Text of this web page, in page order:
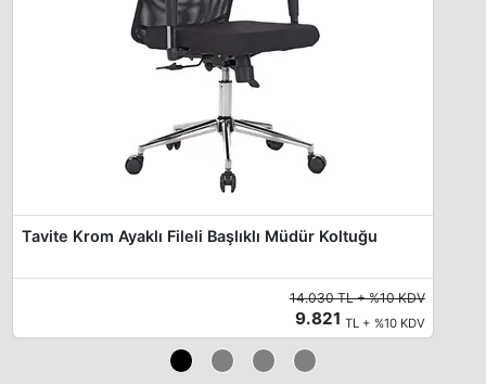
Tavite Krom Ayaklı Fileli Başlıklı Müdür Koltuğu
14.030 TL + %10 KDV
9.821 TL + %10 KDV